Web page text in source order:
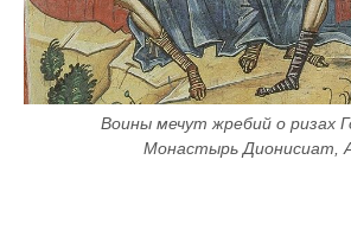
Воины мечут жребий о ризах
Монастырь Дионисиат,